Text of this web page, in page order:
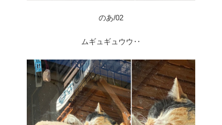
のあ/02
ムギュギュウウ‥